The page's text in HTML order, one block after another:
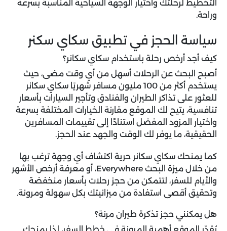
التخطيط لرحلتك واختيار الوجهة السياحية المناسبة بسرعة
وراحة.
سياسة الحجز في تطبيق سكاي سكنر
كيف أجد أرخص رحلة باستخدام سكاي سكانر؟
أصبح البحث عن الرحلات أسهل من أي وقت مضى، حيث
يستخدم أكثر من 100 مليون مسافر شهريًا سكاي سكانر
للعثور على تذاكر الطيران والفنادق وتأجير السيارات بأسعار
تنافسية، يتيح لك الموقع مقارنة الخيارات المختلفة بسرعة
واختيار المزود المفضل استنادًا إلى تقييمات المسافرين
الحقيقية، ما يوفر لك الوقت والجهد عند الحجز.
كما يمنحك سكاي سكانر حرية اكتشاف أي وجهة ترغب بها
من خلال ميزة البحث Everywhere، أو معرفة أرخص الأشهر
والأيام للسفر، لتتمكن من حجز رحلات بأسعار منخفضة
وتحقيق أقصى استفادة من ميزانيتك بكل سهولة ومرونة.
هل يمكنني حجز تذكرة طيران مرنة؟